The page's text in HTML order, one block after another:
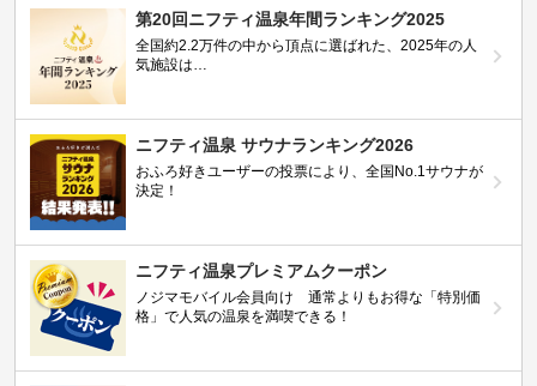
第20回ニフティ温泉年間ランキング2025
全国約2.2万件の中から頂点に選ばれた、2025年の人
気施設は…
ニフティ温泉 サウナランキング2026
おふろ好きユーザーの投票により、全国No.1サウナが
決定！
ニフティ温泉プレミアムクーポン
ノジマモバイル会員向け 通常よりもお得な「特別価
格」で人気の温泉を満喫できる！